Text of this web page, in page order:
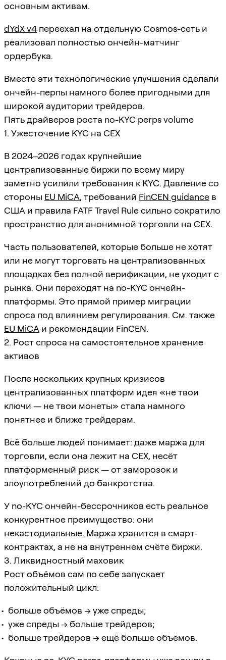
основным активам.
dYdX v4 переехал на отдельную Cosmos-сеть и
реализовал полностью ончейн-матчинг
ордербука.
Вместе эти технологические улучшения сделали
ончейн-перпы намного более пригодными для
широкой аудитории трейдеров.
Пять драйверов роста no-KYC perps volume
1. Ужесточение KYC на CEX
В 2024–2026 годах крупнейшие
централизованные биржи по всему миру
заметно усилили требования к KYC. Давление со
стороны EU MiCA, требований FinCEN guidance в
США и правила FATF Travel Rule сильно сократило
пространство для анонимной торговли на CEX.
Часть пользователей, которые больше не хотят
или не могут торговать на централизованных
площадках без полной верификации, не уходит с
рынка. Они переходят на no-KYC ончейн-
платформы. Это прямой пример миграции
спроса под влиянием регулирования. См. также
EU MiCA и рекомендации FinCEN.
2. Рост спроса на самостоятельное хранение
активов
После нескольких крупных кризисов
централизованных платформ идея «не твои
ключи — не твои монеты» стала намного
понятнее и ближе трейдерам.
Всё больше людей понимает: даже маржа для
торговли, если она лежит на CEX, несёт
платформенный риск — от заморозок и
злоупотреблений до банкротства.
У no-KYC ончейн-бессрочников есть реальное
конкурентное преимущество: они
некастодиальные. Маржа хранится в смарт-
контрактах, а не на внутреннем счёте биржи.
3. Ликвидностный маховик
Рост объёмов сам по себе запускает
положительный цикл:
больше объёмов → уже спреды;
уже спреды → больше трейдеров;
больше трейдеров → ещё больше объёмов.